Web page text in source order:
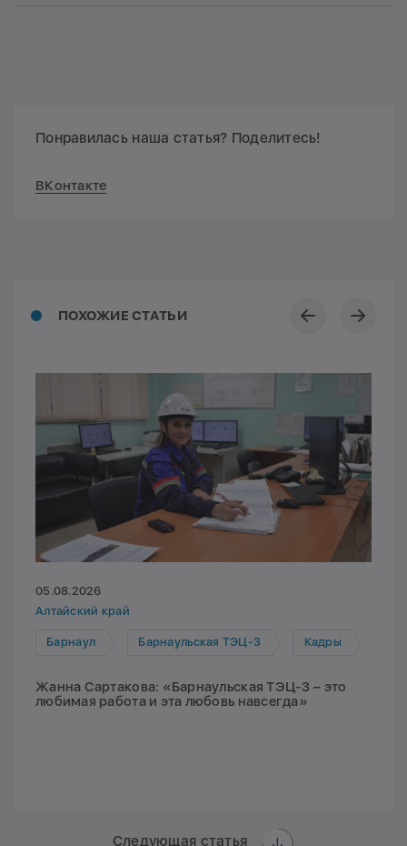
Понравилась наша статья? Поделитесь!
ВКонтакте
ПОХОЖИЕ СТАТЬИ
05.08.2026
Алтайский край
Барнаул Барнаульская ТЭЦ-3 Кадры
Жанна Сартакова: «Барнаульская ТЭЦ-3 – это
любимая работа и эта любовь навсегда»
Следующая статья